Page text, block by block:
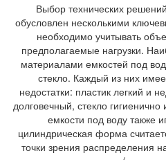
Выбор технических
обусловлен несколькими
необходимо учитывать
предполагаемые нагрузки.
материалами емкостей под
стекло. Каждый из них
недостатки: пластик легкий и
долговечный, стекло
емкости под воду также
цилиндрическая форма
точки зрения распределения